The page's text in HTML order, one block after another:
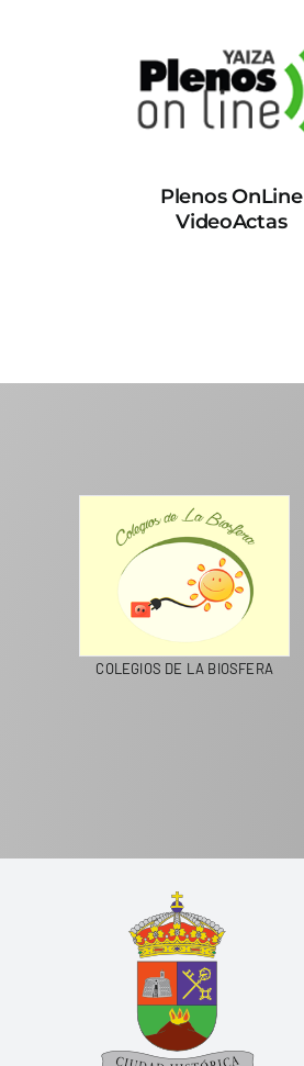
Plenos OnLine
VideoActas
COLEGIOS DE LA BIOSFERA